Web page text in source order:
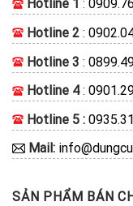
Hotline 1 :
Hotline 2 :
Hotline 3 :
Hotline 4:
Hotline 5 :
Mail:
SẢN PHẨM BÁN